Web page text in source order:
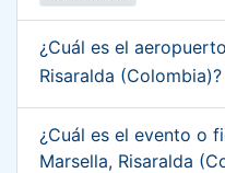
¿Cuál es el
Risaralda (Colombia)?
¿Cuál es el evento o
Marsella, Risaralda